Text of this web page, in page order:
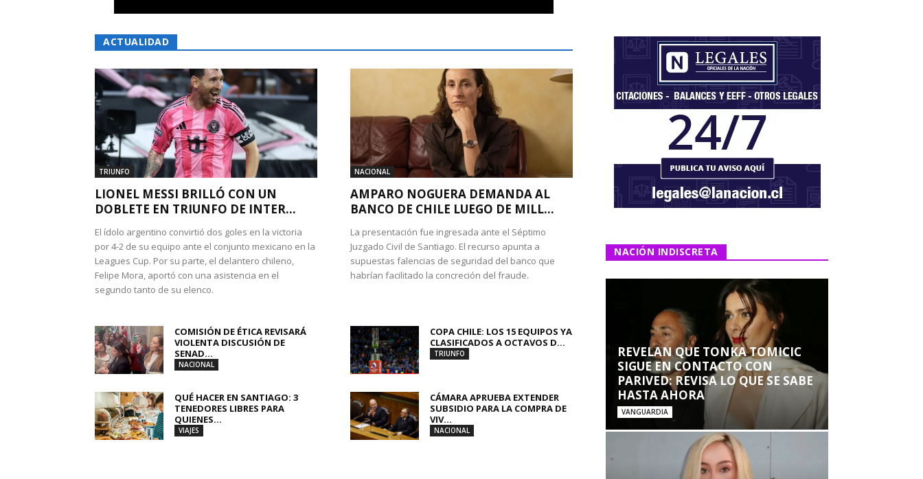
ACTUALIDAD
TRIUNFO
LIONEL MESSI BRILLÓ CON UN
DOBLETE EN TRIUNFO DE INTER...
El ídolo argentino convirtió dos goles en la victoria
por 4-2 de su equipo ante el conjunto mexicano en la
Leagues Cup. Por su parte, el delantero chileno,
Felipe Mora, aportó con una asistencia en el
segundo tanto de su elenco.
NACIONAL
AMPARO NOGUERA DEMANDA AL
BANCO DE CHILE LUEGO DE MILL...
La presentación fue ingresada ante el Séptimo
Juzgado Civil de Santiago. El recurso apunta a
supuestas falencias de seguridad del banco que
habrían facilitado la concreción del fraude.
COMISIÓN DE ÉTICA REVISARÁ
VIOLENTA DISCUSIÓN DE
SENAD...
NACIONAL
COPA CHILE: LOS 15 EQUIPOS YA
CLASIFICADOS A OCTAVOS D...
TRIUNFO
QUÉ HACER EN SANTIAGO: 3
TENEDORES LIBRES PARA
QUIENES...
VIAJES
CÁMARA APRUEBA EXTENDER
SUBSIDIO PARA LA COMPRA DE
VIV...
NACIONAL
NACIÓN INDISCRETA
REVELAN QUE TONKA TOMICIC
SIGUE EN CONTACTO CON
PARIVED: REVISA LO QUE SE SABE
HASTA AHORA
VANGUARDIA